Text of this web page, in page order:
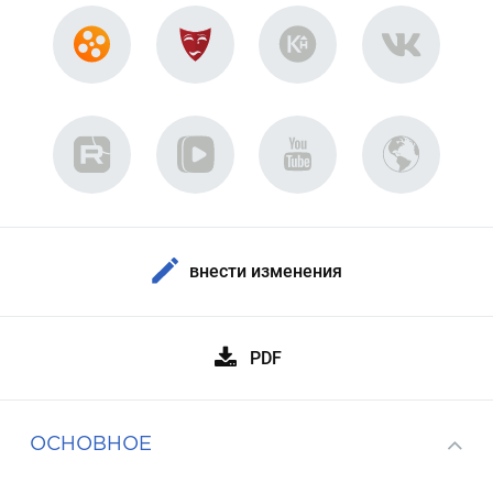
внести изменения
PDF
ОСНОВНОЕ